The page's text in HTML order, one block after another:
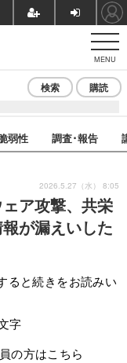
MENU
検索 購読
弱性 調査･報告
ア攻撃、共栄
が漏えいした
2026.5.27（水） 8:05
ると続きをお読みい
字
の方はこちら